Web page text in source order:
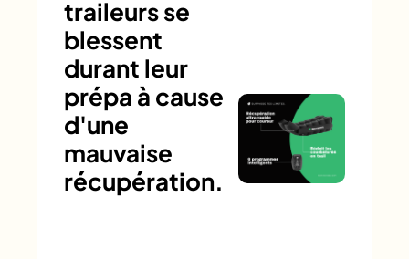
traileurs se
blessent
durant leur
prépa à cause
d'une
mauvaise
récupération.